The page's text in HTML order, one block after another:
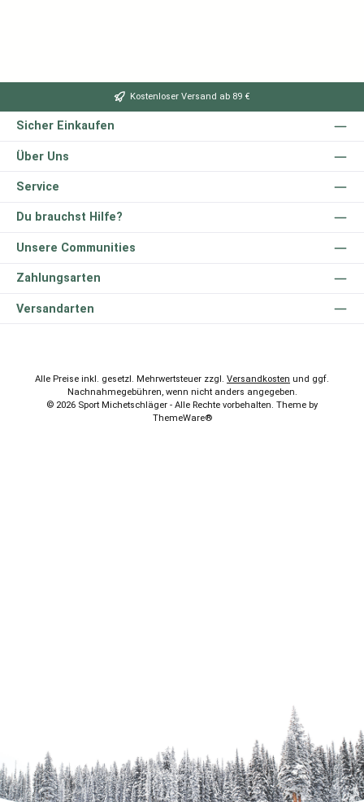
Kostenloser Versand ab 89 €
Sicher Einkaufen
Über Uns
Service
Du brauchst Hilfe?
Unsere Communities
Zahlungsarten
Versandarten
Alle Preise inkl. gesetzl. Mehrwertsteuer zzgl. Versandkosten und ggf.
Nachnahmegebühren, wenn nicht anders angegeben.
© 2026 Sport Michetschläger - Alle Rechte vorbehalten. Theme by
ThemeWare®